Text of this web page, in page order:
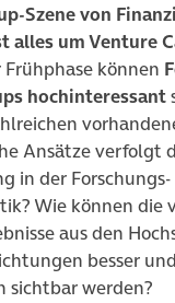
Szene von
alles um Venture
können
hochinteressant
Ansätze verfolgt
in der
Wie können die
aus den
besser
sichtbar werden?